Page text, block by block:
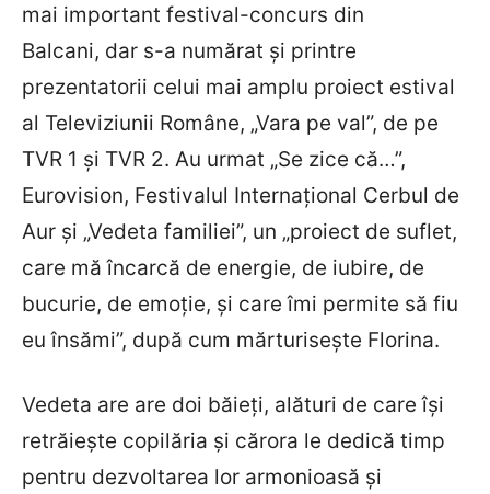
mai important festival-concurs din
Balcani, dar s-a numărat şi printre
prezentatorii celui mai amplu proiect estival
al Televiziunii Române, „Vara pe val”, de pe
TVR 1 şi TVR 2. Au urmat „Se zice că…”,
Eurovision, Festivalul Internaţional Cerbul de
Aur şi „Vedeta familiei”, un „proiect de suflet,
care mă încarcă de energie, de iubire, de
bucurie, de emoţie, şi care îmi permite să fiu
eu însămi”, după cum mărturiseşte Florina.
Vedeta are are doi băieţi, alături de care îşi
retrăieşte copilăria şi cărora le dedică timp
pentru dezvoltarea lor armonioasă şi